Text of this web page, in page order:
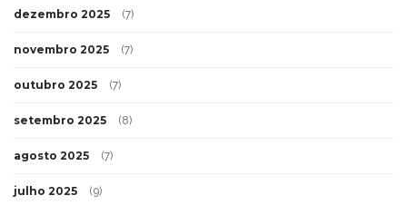
dezembro 2025 (7)
novembro 2025 (7)
outubro 2025 (7)
setembro 2025 (8)
agosto 2025 (7)
julho 2025 (9)